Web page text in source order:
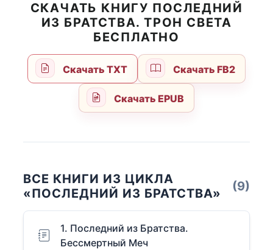
СКАЧАТЬ КНИГУ ПОСЛЕДНИЙ
ИЗ БРАТСТВА. ТРОН СВЕТА
БЕСПЛАТНО
Скачать TXT Скачать FB2
Скачать EPUB
ВСЕ КНИГИ ИЗ ЦИКЛА
«ПОСЛЕДНИЙ ИЗ БРАТСТВА»
(9)
1. Последний из Братства.
Бессмертный Меч